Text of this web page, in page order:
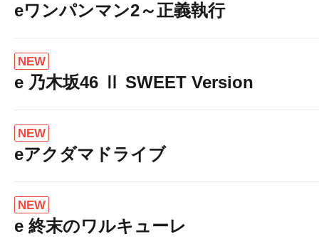
eワンパンマン2～正義執行
NEW
e 乃木坂46 Ⅱ SWEET Version
NEW
eアクダマドライブ
NEW
e 終末のワルキューレ